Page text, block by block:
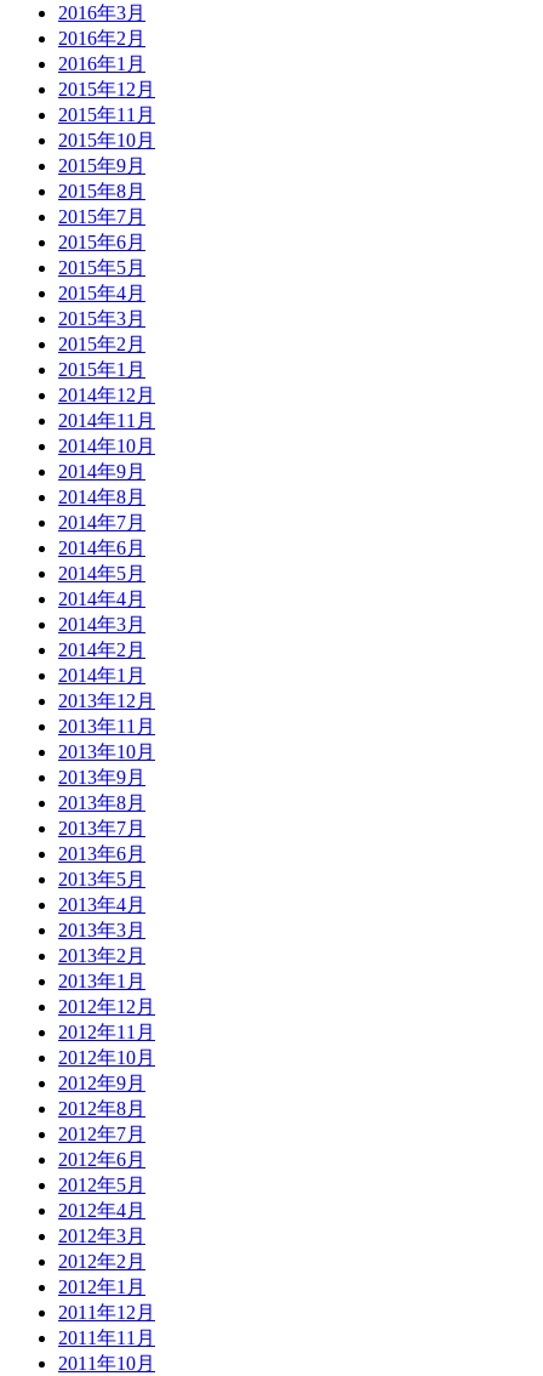
2016年3月
2016年2月
2016年1月
2015年12月
2015年11月
2015年10月
2015年9月
2015年8月
2015年7月
2015年6月
2015年5月
2015年4月
2015年3月
2015年2月
2015年1月
2014年12月
2014年11月
2014年10月
2014年9月
2014年8月
2014年7月
2014年6月
2014年5月
2014年4月
2014年3月
2014年2月
2014年1月
2013年12月
2013年11月
2013年10月
2013年9月
2013年8月
2013年7月
2013年6月
2013年5月
2013年4月
2013年3月
2013年2月
2013年1月
2012年12月
2012年11月
2012年10月
2012年9月
2012年8月
2012年7月
2012年6月
2012年5月
2012年4月
2012年3月
2012年2月
2012年1月
2011年12月
2011年11月
2011年10月